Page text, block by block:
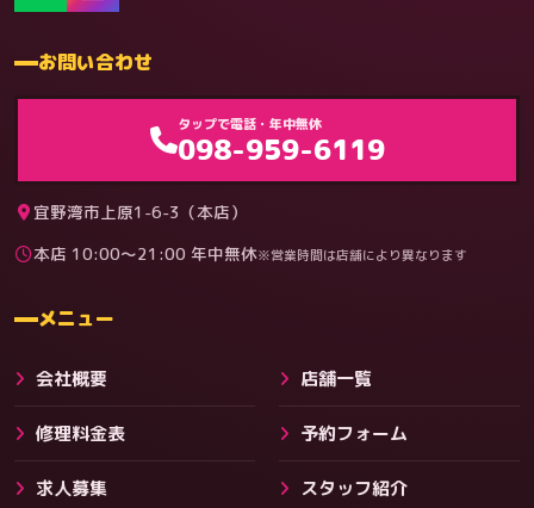
料金
お問い合わせ
タップで電話・年中無休
098-959-6119
宜野湾市上原1-6-3（本店）
本店 10:00〜21:00 年中無休※営業時間は店舗により異なります
メニュー
会社概要 店舗一覧
修理料金表 予約フォーム
求人募集 スタッフ紹介